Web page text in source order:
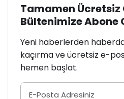
Tamamen Ücretsiz
Bültenimize Abone
Yeni haberlerden
kaçırma ve ücretsiz e-
hemen başlat.